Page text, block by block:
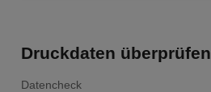
Druckdaten überprüfen
Datencheck